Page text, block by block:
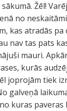
Žēl!
no
kas atradās pa
nav tas pats
mauri.
kurās
joprojām tiek
galveņā
kuras paveras